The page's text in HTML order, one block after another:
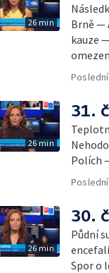
26 min
Brně —
kauze
26 min
31.
Polích
26 min
30.
Půdní
Spor o